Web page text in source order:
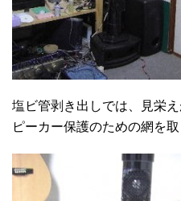
塩ビ管剥き出しでは、見栄
ピーカー保護のための網を